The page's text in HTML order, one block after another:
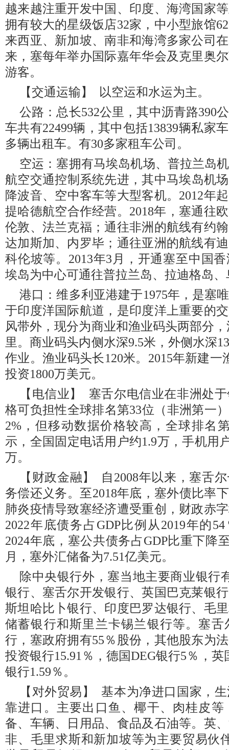
越来越注重开发中国、印度、海湾国家
拥有较大的星级饭店32家，中小型旅馆
来西亚、新加坡、南非和海湾多家公司
来，塞每年举办国际嘉年华会及克里奥
游客。
【交通运输】 以空运和水运为主。
公路：总长532公里，其中沥青路390
车共有22499辆，其中包括13839辆私家
多辆出租车。有30多家租车公司。
空运：塞拥有马埃岛机场、普拉兰岛
航空交通控制系统先进，其中马埃岛机
降波音、空中客车等大型客机。2012年
提哈德航空合作经营。2018年，塞通往
伦敦、法兰克福；通往非洲的航线有约
达加斯加、内罗毕；通往亚洲的航线有
科伦坡等。2013年3月，开通塞至中国
埃岛为中心可通往普拉兰岛、拉迪格岛
港口：维多利亚港建于1975年，是塞
于印度洋国际航道，是印度洋上重要的
风带外，现分为商业和渔业码头两部分
里。商业码头内侧水深9.5米，外侧水深
作业。渔业码头长120米。2015年新建一
投资1800万美元。
【电信业】 塞舌尔电信业在非洲处
格可负担性全球排名第33位（非洲第一
2%‌，但移动数据价格较高，全球排名
示，全国固定电话用户约1.9万，手机用
万。
【财政金融】 自2008年以来，塞舌
务偿还义务。至2018年底，塞外债比率
肺炎疫情导致塞经济遭受重创，财政赤
2022年底债务占GDP比例从2019年的
2024年底，塞公共债务占GDP比重下降
月，塞外汇储备为7.51亿美元。
除中央银行外，塞当地主要商业银行
银行、塞舌尔开发银行、英国巴克莱银
斯坦哈比卜银行、印度巴罗达银行、毛
储蓄银行和斯里兰卡锡兰银行等。塞
行，塞政府拥有55％股份，其他股东为
投资银行15.91％，德国DEG银行5％，
银行1.59％。
【对外贸易】 基本为净进口国家，
靠进口。主要出口鱼、椰干、肉桂皮
备、车辆、日用品、食品及石油等。英
非、毛里求斯和新加坡等为主要贸易伙